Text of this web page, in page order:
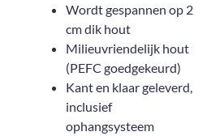
Wordt gespannen op 2
cm dik hout
Milieuvriendelijk hout
(PEFC goedgekeurd)
Kant en klaar geleverd,
inclusief
ophangsysteem